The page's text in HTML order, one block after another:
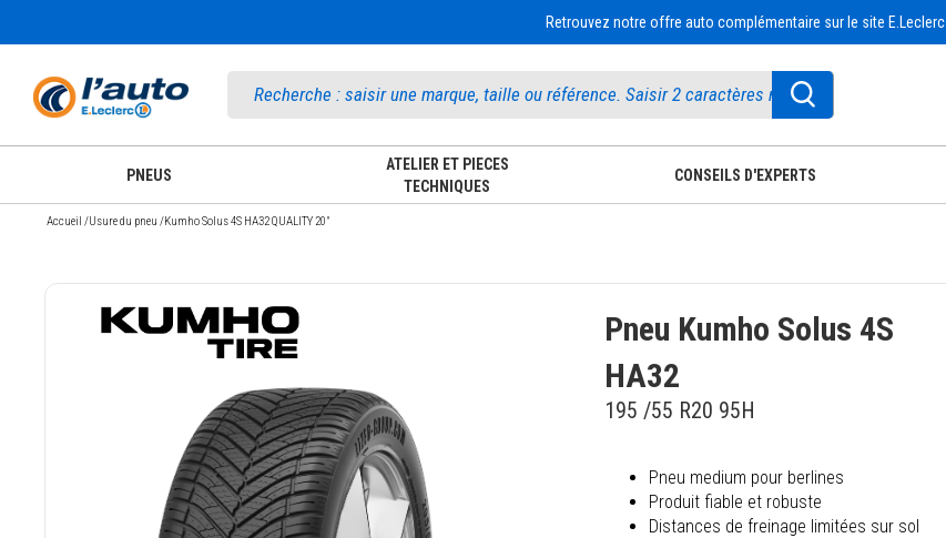
Retrouvez notre offre auto complémentaire sur le site E.Leclerc
PNEUS
ATELIER ET PIECES
TECHNIQUES
CONSEILS D'EXPERTS
Accueil /Usure du pneu /Kumho Solus 4S HA32 QUALITY 20"
Pneu Kumho Solus 4S
HA32
195 /55 R20 95H
Pneu medium pour berlines
Produit fiable et robuste
Distances de freinage limitées sur sol